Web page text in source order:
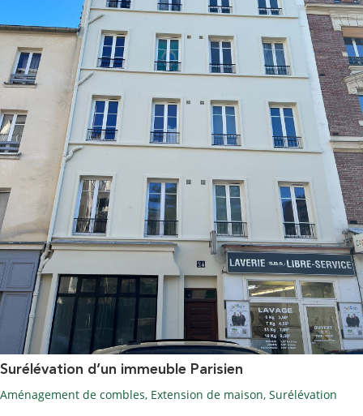
Surélévation d’un immeuble Parisien
Aménagement de combles, Extension de maison, Surélévation